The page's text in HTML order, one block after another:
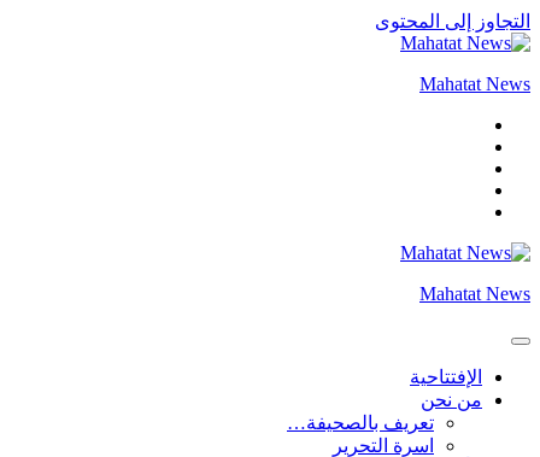
التجاوز إلى المحتوى
Mahatat News
Mahatat News
الإفتتاحية
من نحن
تعريف بالصحيفة…
اسرة التحرير